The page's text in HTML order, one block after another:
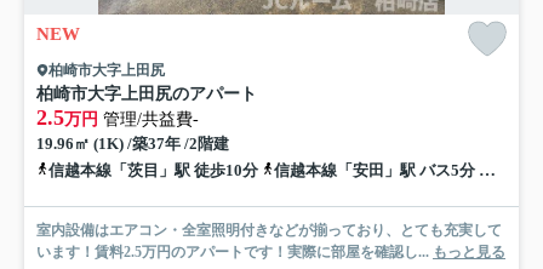
NEW
柏崎市大字上田尻
柏崎市大字上田尻のアパート
2.5万円 管理/共益費-
19.96㎡ (1K) /築37年 /2階建
信越本線「茨目」駅 徒歩10分
信越本線「安田」駅 バス5分 越後交通「池の峰北」 停歩1分
室内設備はエアコン・全室照明付きなどが揃っており、とても充実して
います！賃料2.5万円のアパートです！実際に部屋を確認し... もっと見る